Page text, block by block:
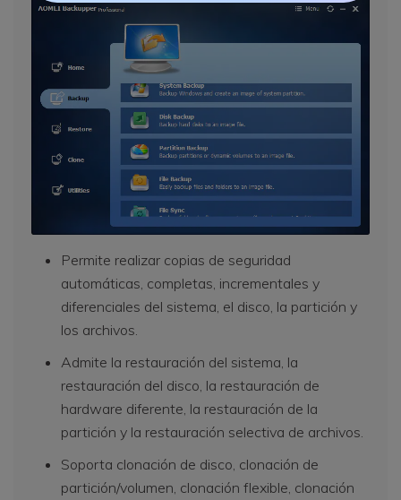
Permite realizar copias de seguridad
automáticas, completas, incrementales y
diferenciales del sistema, el disco, la partición y
los archivos.
Admite la restauración del sistema, la
restauración del disco, la restauración de
hardware diferente, la restauración de la
partición y la restauración selectiva de archivos.
Soporta clonación de disco, clonación de
partición/volumen, clonación flexible, clonación